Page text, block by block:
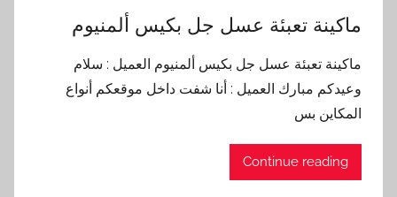
ماكينة تعبئة عسل جل بكيس ألمنيوم
ماكينة تعبئة عسل جل بكيس ألمنيوم العميل : سلام
وعيدكم مبارك العميل : أنا شفت داخل موقعكم أنواع
المكاين بس
Continue reading